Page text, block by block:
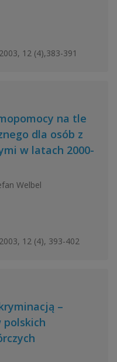
12 (4),383-391
na tle
dla osób z
w latach 2000-
Welbel
12 (4), 393-402
–